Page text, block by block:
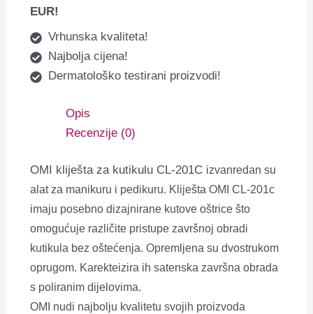
EUR!
Vrhunska kvaliteta!
Najbolja cijena!
Dermatološko testirani proizvodi!
Opis
Recenzije (0)
OMI kliješta za kutikulu CL-201C izvanredan su
alat za manikuru i pedikuru. Kliješta OMI CL-201c
imaju posebno dizajnirane kutove oštrice što
omogućuje različite pristupe završnoj obradi
kutikula bez oštećenja. Opremljena su dvostrukom
oprugom. Karekteizira ih satenska završna obrada
s poliranim dijelovima.
OMI nudi najbolju kvalitetu svojih proizvoda